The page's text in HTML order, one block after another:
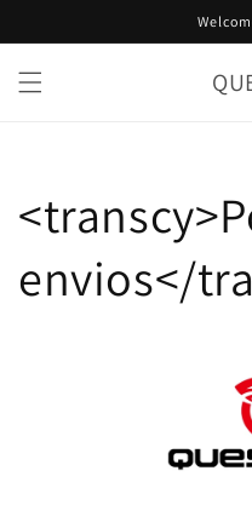
al contenido
envios</